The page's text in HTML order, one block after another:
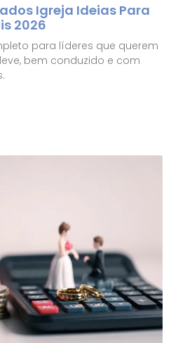
Igreja Ideias Para
2026
para líderes que querem
bem conduzido e com